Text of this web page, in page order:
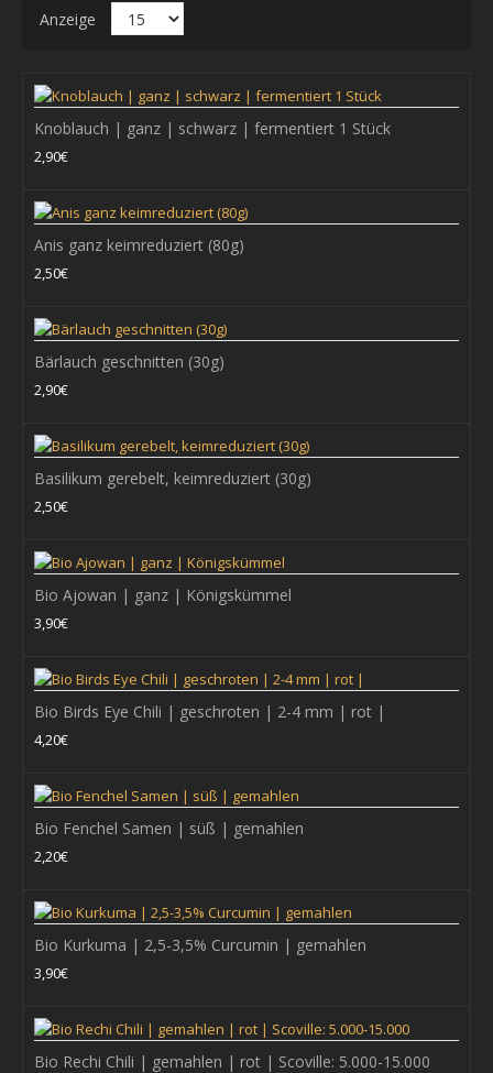
Anzeige
Knoblauch | ganz | schwarz | fermentiert 1 Stück
als Gewürz- und Heilpflanze verwe..
2,90€
+ WARENKORB
Zum Vergleich
Anis ganz keimreduziert (80g)
2,50€
Zum Vergleich
Bärlauch geschnitten (30g)
2,90€
Zum Vergleich
Knoblauch | ganz | schwarz | fermentiert 1 Stück
2,90€
Anis ganz keimreduziert (80g)
2,50€
Bärlauch geschnitten (30g)
2,90€
Basilikum gerebelt, keimreduziert (30g)
2,50€
Bio Ajowan | ganz | Königskümmel
3,90€
Bio Birds Eye Chili | geschroten | 2-4 mm | rot |
4,20€
Bio Fenchel Samen | süß | gemahlen
2,20€
Bio Kurkuma | 2,5-3,5% Curcumin | gemahlen
3,90€
Bio Rechi Chili | gemahlen | rot | Scoville: 5.000-15.000